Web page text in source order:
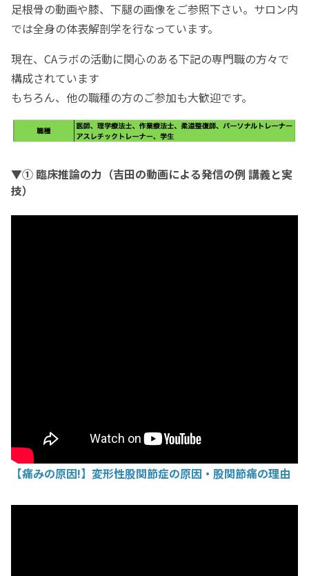
足根骨の動画や膝、下腿の画像をご参照下さい。サロン内
では全身の体表解剖学を行なっています。
現在、CAラボの活動に関心のある下記の専門職の方々で
構成されています
もちろん、他の職種の方のご参加も大歓迎です。
▼① 臨床推論の力（吉田の動画による発信の例 講義と実
技）
【痛みの原因!】変形性股関節症の原因・股関節痛の理由